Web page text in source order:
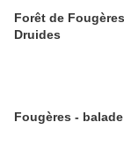
Forêt de
Druides
Fougères -